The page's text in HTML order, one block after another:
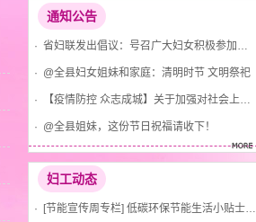
通知公告
· 省妇联发出倡议：号召广大妇女积极参加爱国卫生运动 共建美丽家园
· @全县妇女姐妹和家庭：清明时节 文明祭祀
· 【疫情防控 众志成城】关于加强对社会上发现红码、黄码人员管控的通告
· @全县姐妹，这份节日祝福请收下！
妇工动态
· [节能宣传周专栏] 低碳环保节能生活小贴士(节水、节气、节电)